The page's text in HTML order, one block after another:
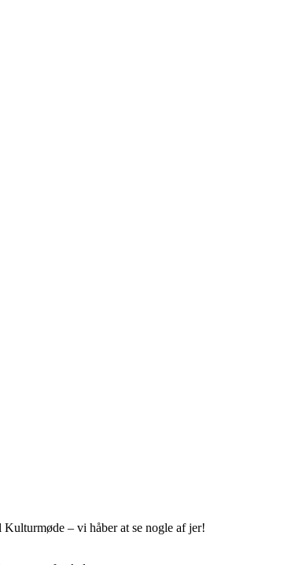
– vi håber at se nogle af jer!